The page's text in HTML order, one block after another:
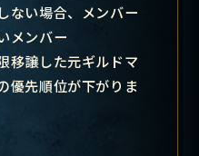
い場合、メンバー
メンバー
譲した元ギルドマ
優先順位が下がりま